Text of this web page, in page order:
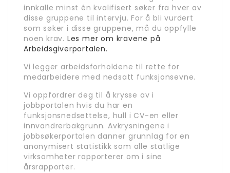
innkalle minst én kvalifisert søker fra hver av
disse gruppene til intervju. For å bli vurdert
som søker i disse gruppene, må du oppfylle
noen krav. Les mer om kravene på
Arbeidsgiverportalen.
Vi legger arbeidsforholdene til rette for
medarbeidere med nedsatt funksjonsevne.
Vi oppfordrer deg til å krysse av i
jobbportalen hvis du har en
funksjonsnedsettelse, hull i CV-en eller
innvandrerbakgrunn. Avkrysningene i
jobbsøkerportalen danner grunnlag for en
anonymisert statistikk som alle statlige
virksomheter rapporterer om i sine
årsrapporter.